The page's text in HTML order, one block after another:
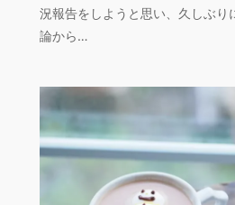
況報告をしようと思い、久しぶり
論から…